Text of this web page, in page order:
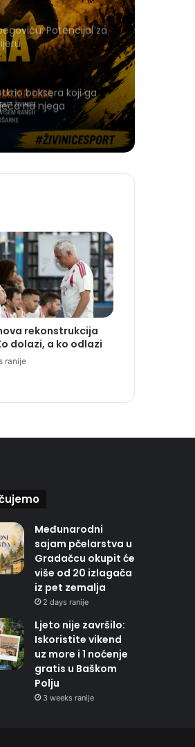
Potencijal za
boksera koji ga
na njega
rekonstrukcija
dolazi, a ko odlazi
ranije
Međunarodni
sajam pčelarstva u
Gradačcu okupit će
više od 20 izlagača
iz pet zemalja
2 days ranije
Ljeto nije završilo:
Iskoristite vikend
uz more i 1 noćenje
gratis u Baškom
Polju
3 weeks ranije